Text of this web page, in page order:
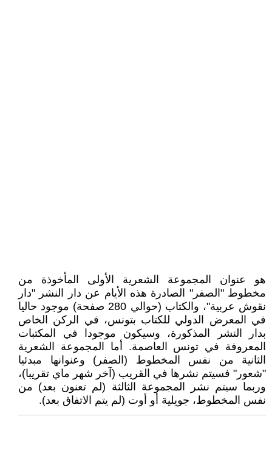
هو عنوان المجموعة الشعرية الأولى المأخوذة من
مخطوط "الصفر" الصادرة هذه الأيام عن دار النشر "دار
نقوش عربية"، والكتاب (حوالي 280 صفحة) موجود حاليا
في المعرض الدولي للكتاب بتونس، في الركن الخاص
بدار النشر المذكورة، وسيكون موجودا في المكتبات
المعروفة في تونس العاصمة. أما المجموعة الشعرية
الثانية من نفس المخطوط (الصفر) وعنوانها مبدئيا
"شعور" فسيتم نشرها في القريب (آخر شهر ماي تقريبا)،
وربما سيتم نشر المجموعة الثالثة (لم تعنون بعد) من
نفس المخطوط، جويلية أو أوت (لم يتم الاتفاق بعد).